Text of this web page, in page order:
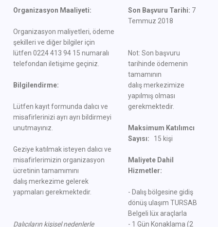
Organizasyon Maaliyeti:
Organizasyon maliyetleri, ödeme
şekilleri ve diğer bilgiler için
lütfen 0224 413 94 15 numaralı
telefondan iletişime geçiniz.
Bilgilendirme:
Lütfen kayıt formunda dalıcı ve
misafirlerinizi ayrı ayrı bildirmeyi
unutmayınız.
Geziye katılmak isteyen dalıcı ve
misafirlerimizin organizasyon
ücretinin tamamımını
dalış merkezime gelerek
yapmaları gerekmektedir.
Dalıcıların kişisel nedenlerle
Son Başvuru Tarihi: 7
Temmuz 2018
Not: Son başvuru
tarihinde ödemenin
tamamının
dalış merkezimize
yapılmış olması
gerekmektedir.
Maksimum Katılımcı
Sayısı: 15 kişi
Maliyete Dahil
Hizmetler:
- Dalış bölgesine gidiş
dönüş ulaşım TURSAB
Belgeli lüx araçlarla
- 1 Gün Konaklama (2